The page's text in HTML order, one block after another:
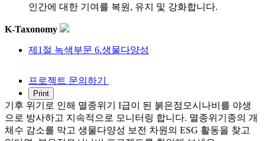
인간에 대한 기여를 복원, 유지 및 강화합니다.
K-Taxonomy
제1절 녹색부문 6.생물다양성
프로젝트 문의하기
기후 위기로 인해 멸종위기 I급이 된 붉은점모시나비를 야생
으로 방사하고 지속적으로 모니터링 합니다. 멸종위기종의 개
체수 감소를 막고 생물다양성 보전 차원의 ESG 활동을 찾고